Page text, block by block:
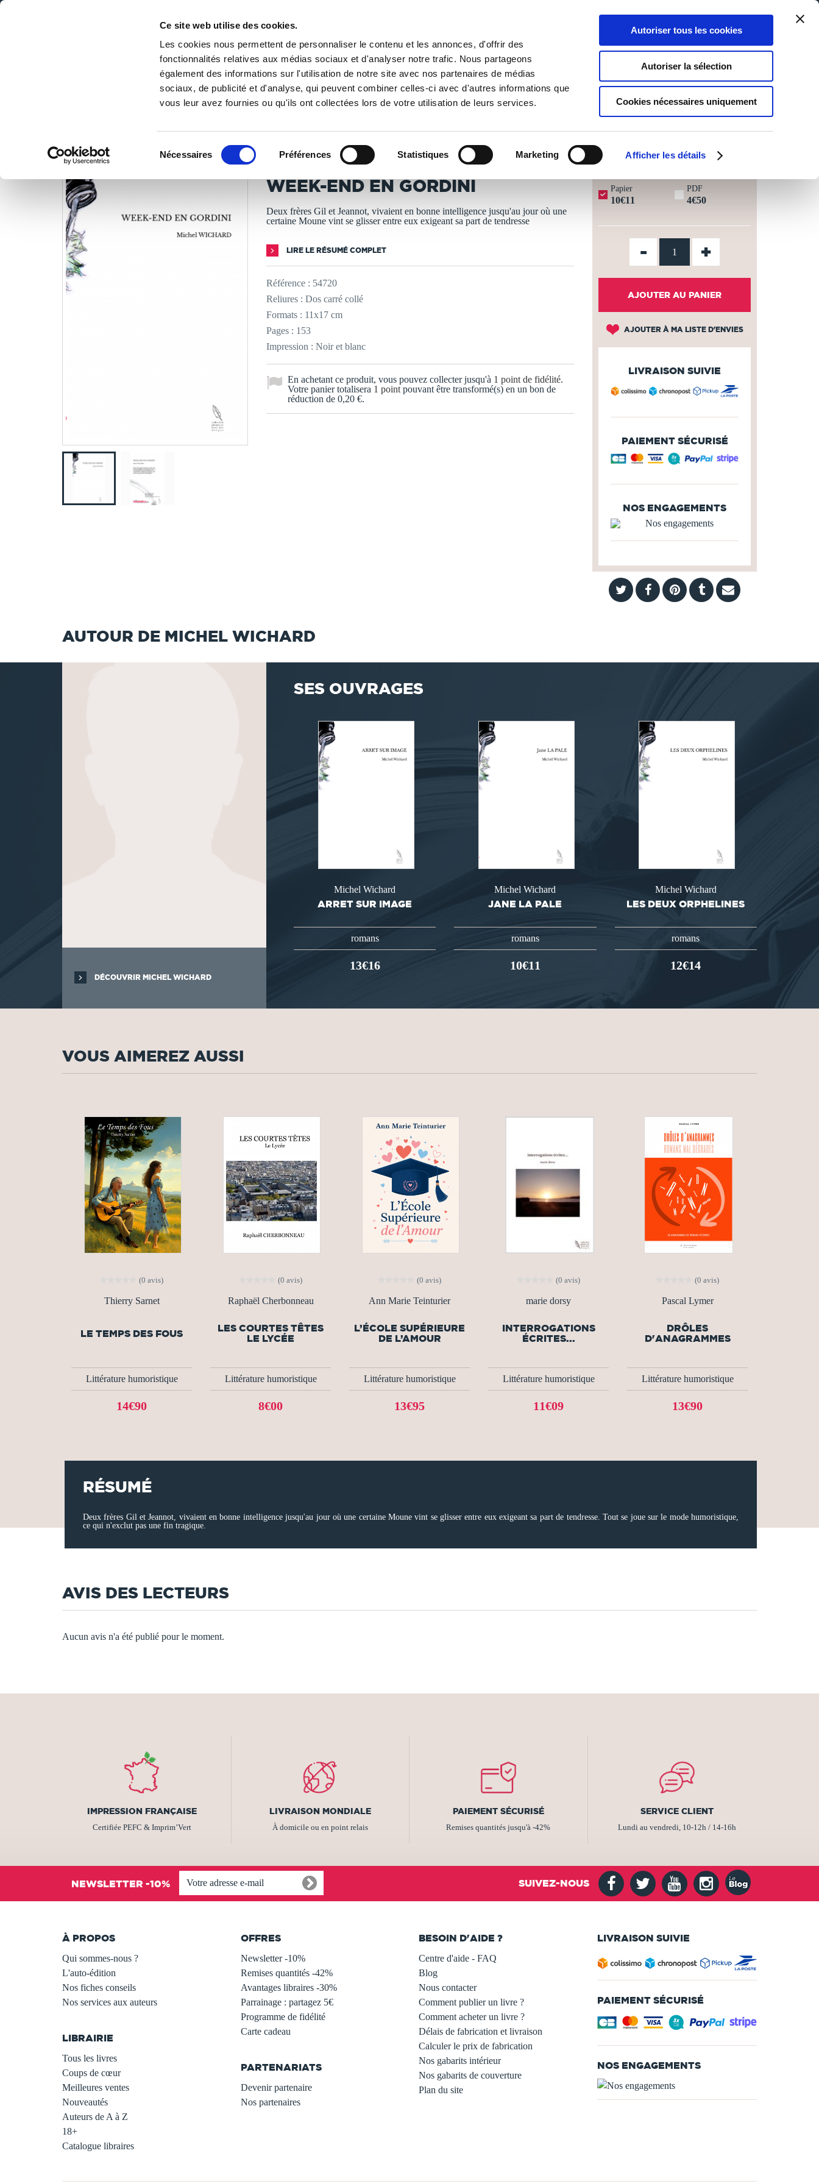
Ce site web utilise des cookies.
Les cookies nous permettent de personnaliser le contenu et les annonces, d'offrir des
fonctionnalités relatives aux médias sociaux et d'analyser notre trafic. Nous partageons
également des informations sur l'utilisation de notre site avec nos partenaires de médias
sociaux, de publicité et d'analyse, qui peuvent combiner celles-ci avec d'autres informations que
vous leur avez fournies ou qu'ils ont collectées lors de votre utilisation de leurs services.
Nécessaires Préférences Statistiques Marketing Afficher les détails
Autoriser tous les cookies
Autoriser la sélection
Cookies nécessaires uniquement
DE LA PAGE BLANCHE... AU BEST SELLER
0
Panier
0
Ma liste
Connexion
PUBLIER UN LIVRE LIBRAIRIE
/ Littérature / Romans / WEEK-END EN GORDINI
LES LIVRES SONT IMPRIMÉS À LA DEMANDE - DÉLAI ACTUEL : 3 À 5 JOURS OUVRÉS ⏱️
Michel WICHARD
WEEK-END EN GORDINI
Deux frères Gil et Jeannot, vivaient en bonne intelligence jusqu'au jour où une
certaine Moune vint se glisser entre eux exigeant sa part de tendresse
LIRE LE RÉSUMÉ COMPLET
Référence : 54720
Reliures : Dos carré collé
Formats : 11x17 cm
Pages : 153
Impression : Noir et blanc
En achetant ce produit, vous pouvez collecter jusqu'à 1 point de fidélité.
Votre panier totalisera 1 point pouvant être transformé(s) en un bon de
réduction de 0,20 €.
Papier
10€11
PDF
4€50
- +
AJOUTER AU PANIER
AJOUTER À MA LISTE D'ENVIES
LIVRAISON SUIVIE
PAIEMENT SÉCURISÉ
NOS ENGAGEMENTS
AUTOUR DE MICHEL WICHARD
DÉCOUVRIR MICHEL WICHARD
SES OUVRAGES
Michel Wichard
ARRET SUR IMAGE
romans
13€16
Michel Wichard
JANE LA PALE
romans
10€11
Michel Wichard
LES DEUX ORPHELINES
romans
12€14
VOUS AIMEREZ AUSSI
(0 avis)
Thierry Sarnet
LE TEMPS DES FOUS
Littérature humoristique
14€90
(0 avis)
Raphaël Cherbonneau
LES COURTES TÊTES
LE LYCÉE
Littérature humoristique
8€00
(0 avis)
Ann Marie Teinturier
L’ÉCOLE SUPÉRIEURE
DE L’AMOUR
Littérature humoristique
13€95
(0 avis)
marie dorsy
INTERROGATIONS
ÉCRITES...
Littérature humoristique
11€09
(0 avis)
Pascal Lymer
DRÔLES
D'ANAGRAMMES
Littérature humoristique
13€90
RÉSUMÉ
Deux frères Gil et Jeannot, vivaient en bonne intelligence jusqu'au jour où une certaine Moune vint se glisser entre eux exigeant sa part de tendresse. Tout se joue sur le mode humoristique,
ce qui n'exclut pas une fin tragique.
AVIS DES LECTEURS
Aucun avis n'a été publié pour le moment.
IMPRESSION FRANÇAISE
Certifiée PEFC & Imprim’Vert
LIVRAISON MONDIALE
À domicile ou en point relais
PAIEMENT SÉCURISÉ
Remises quantités jusqu'à -42%
SERVICE CLIENT
Lundi au vendredi, 10-12h / 14-16h
NEWSLETTER -10% SUIVEZ-NOUS
À PROPOS
Qui sommes-nous ?
L'auto-édition
Nos fiches conseils
Nos services aux auteurs
LIBRAIRIE
Tous les livres
Coups de cœur
Meilleures ventes
Nouveautés
Auteurs de A à Z
18+
Catalogue libraires
OFFRES
Newsletter -10%
Remises quantités -42%
Avantages libraires -30%
Parrainage : partagez 5€
Programme de fidélité
Carte cadeau
PARTENARIATS
Devenir partenaire
Nos partenaires
BESOIN D'AIDE ?
Centre d'aide - FAQ
Blog
Nous contacter
Comment publier un livre ?
Comment acheter un livre ?
Délais de fabrication et livraison
Calculer le prix de fabrication
Nos gabarits intérieur
Nos gabarits de couverture
Plan du site
LIVRAISON SUIVIE
PAIEMENT SÉCURISÉ
NOS ENGAGEMENTS